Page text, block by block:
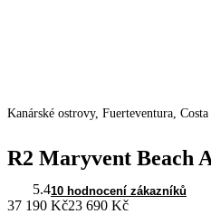
Kanárské ostrovy, Fuerteventura,
R2 Maryvent Beach
5.410 hodnocení zákazníků
37 190 Kč23 690 Kč